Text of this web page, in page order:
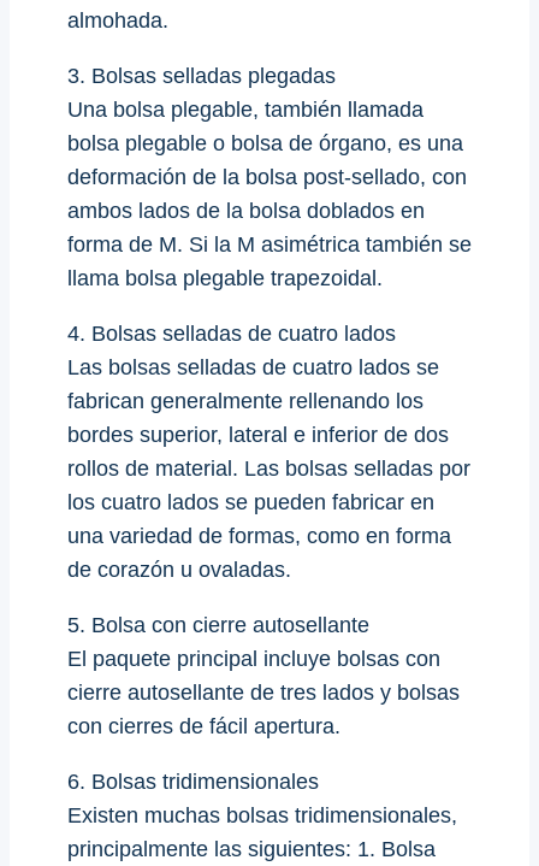
almohada.
3. Bolsas selladas plegadas
Una bolsa plegable, también llamada
bolsa plegable o bolsa de órgano, es una
deformación de la bolsa post-sellado, con
ambos lados de la bolsa doblados en
forma de M. Si la M asimétrica también se
llama bolsa plegable trapezoidal.
4. Bolsas selladas de cuatro lados
Las bolsas selladas de cuatro lados se
fabrican generalmente rellenando los
bordes superior, lateral e inferior de dos
rollos de material. Las bolsas selladas por
los cuatro lados se pueden fabricar en
una variedad de formas, como en forma
de corazón u ovaladas.
5. Bolsa con cierre autosellante
El paquete principal incluye bolsas con
cierre autosellante de tres lados y bolsas
con cierres de fácil apertura.
6. Bolsas tridimensionales
Existen muchas bolsas tridimensionales,
principalmente las siguientes: 1. Bolsa